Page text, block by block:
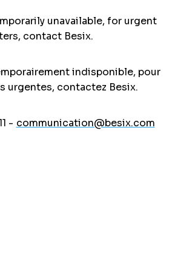
unavailable, for urgent
contact Besix.
indisponible, pour
urgentes, contactez Besix.
- communication@besix.com